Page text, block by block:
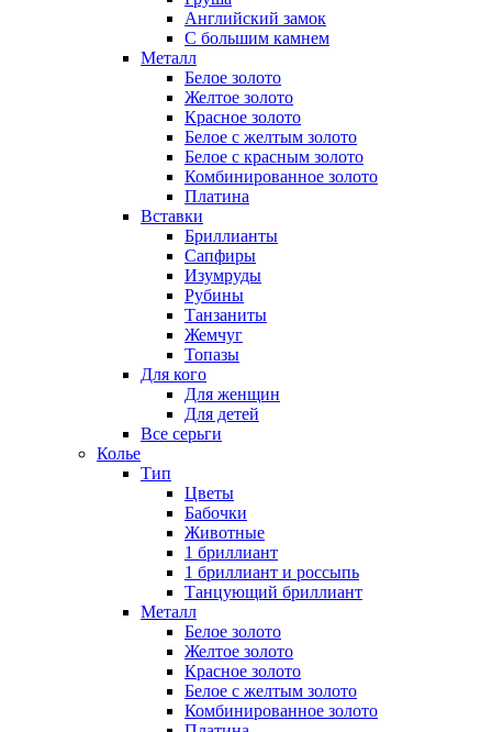
Английский замок
С большим камнем
Металл
Белое золото
Желтое золото
Красное золото
Белое с желтым золото
Белое с красным золото
Комбинированное золото
Платина
Вставки
Бриллианты
Сапфиры
Изумруды
Рубины
Танзаниты
Жемчуг
Топазы
Для кого
Для женщин
Для детей
Все серьги
Колье
Тип
Цветы
Бабочки
Животные
1 бриллиант
1 бриллиант и россыпь
Танцующий бриллиант
Металл
Белое золото
Желтое золото
Красное золото
Белое с желтым золото
Комбинированное золото